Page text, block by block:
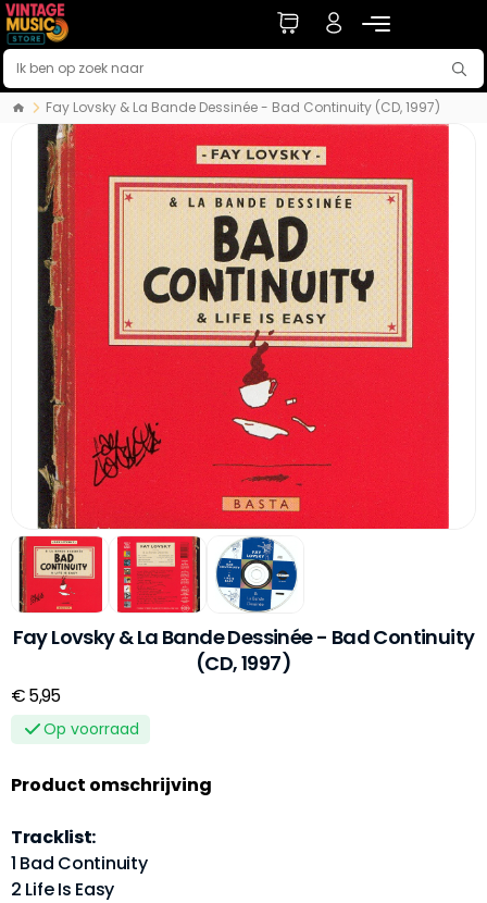
Fay Lovsky & La Bande Dessinée - Bad Continuity (CD, 1997)
Fay Lovsky & La Bande Dessinée - Bad Continuity
(CD, 1997)
€ 5,95
Op voorraad
Product omschrijving
Tracklist:
1 Bad Continuity
2 Life Is Easy